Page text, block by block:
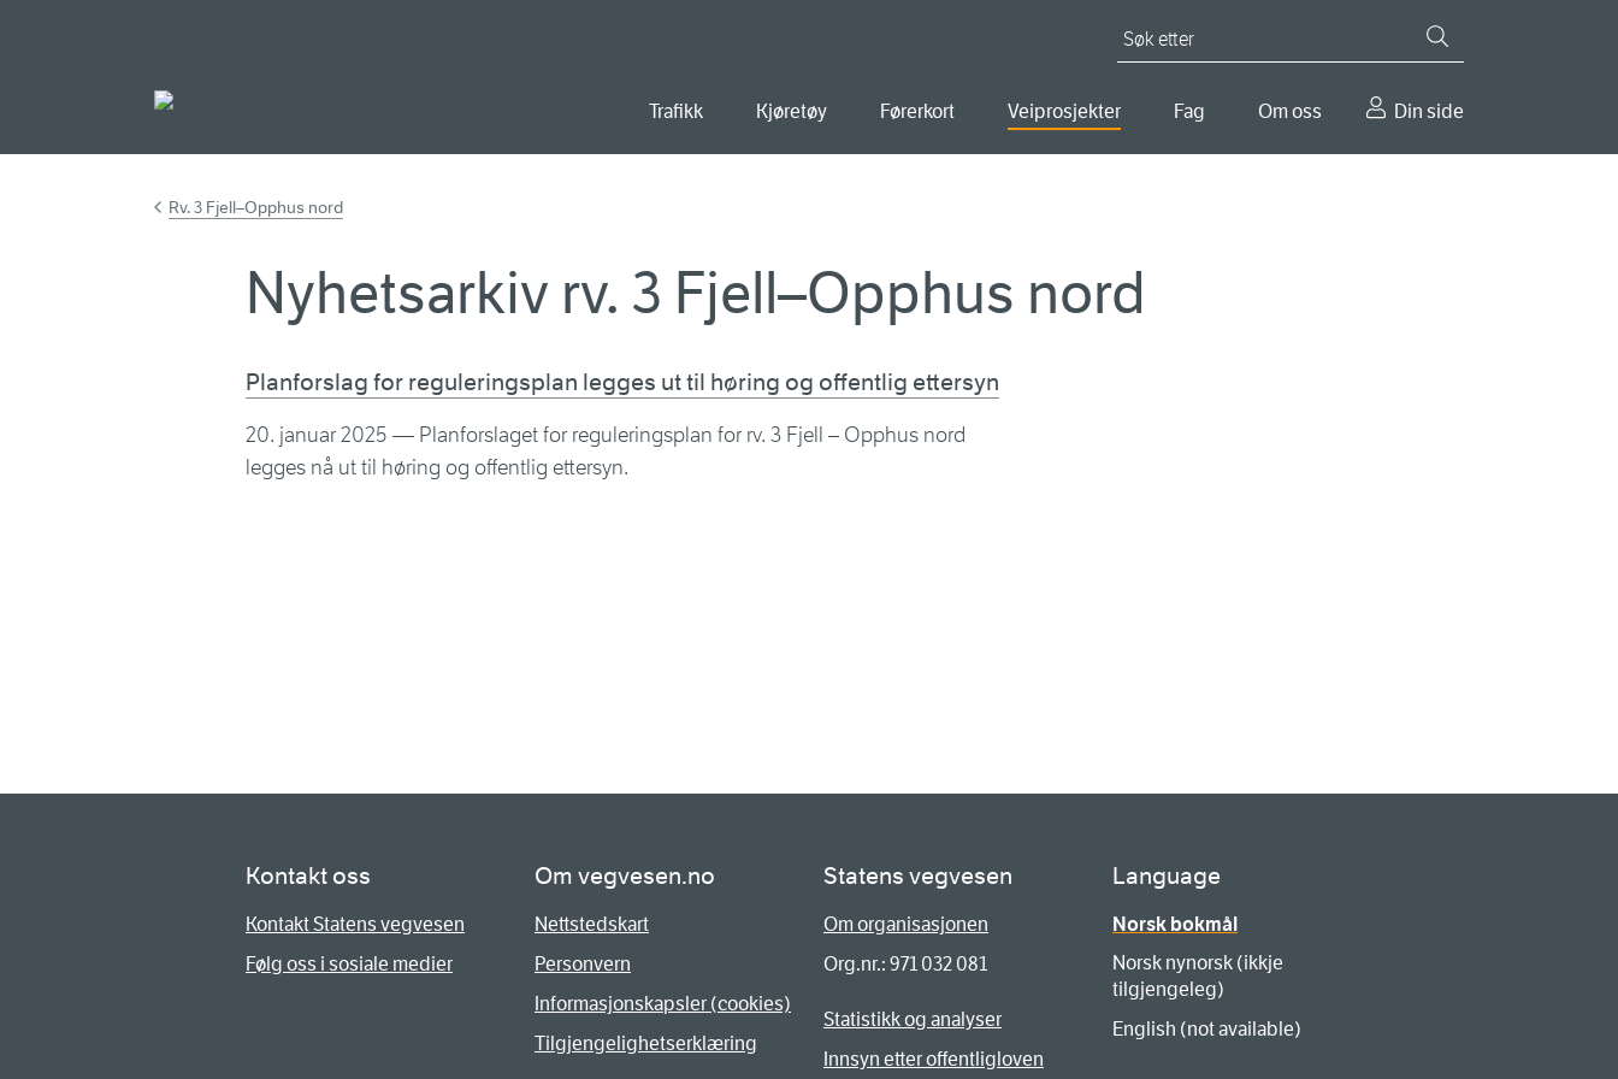
Trafikk Kjøretøy Førerkort Veiprosjekter Fag Om oss Din side
Rv. 3 Fjell–Opphus nord
Nyhetsarkiv rv. 3 Fjell–Opphus nord
Planforslag for reguleringsplan legges ut til høring og offentlig ettersyn
20. januar 2025 — Planforslaget for reguleringsplan for rv. 3 Fjell – Opphus nord
legges nå ut til høring og offentlig ettersyn.
Kontakt oss
Kontakt Statens vegvesen
Følg oss i sosiale medier
Om vegvesen.no
Nettstedskart
Personvern
Informasjonskapsler (cookies)
Tilgjengelighetserklæring
Statens vegvesen
Om organisasjonen
Org.nr.: 971 032 081
Statistikk og analyser
Innsyn etter offentligloven
Language
Norsk bokmål
Norsk nynorsk (ikkje
tilgjengeleg)
English (not available)